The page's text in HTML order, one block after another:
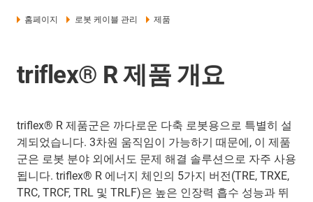
홈페이지 로봇 케이블 관리 제품
triflex® R 제품 개요
triflex® R 제품군은 까다로운 다축 로봇용으로 특별히 설
계되었습니다. 3차원 움직임이 가능하기 때문에, 이 제품
군은 로봇 분야 외에서도 문제 해결 솔루션으로 자주 사용
됩니다. triflex® R 에너지 체인의 5가지 버전(TRE, TRXE,
TRC, TRCF, TRL 및 TRLF)은 높은 인장력 흡수 성능과 뛰